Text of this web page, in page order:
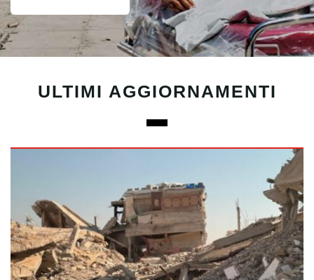
ULTIMI AGGIORNAMENTI